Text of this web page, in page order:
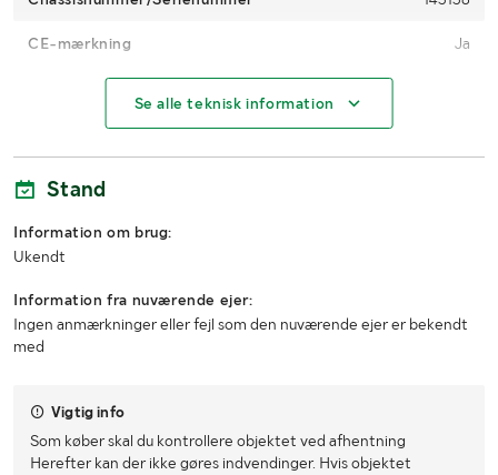
CE-mærkning Ja
Arbejdsbredde (m)
Antal tænder/tallerkener
Transporthøjde (m) 0,6
Se alle teknisk information
Stand
Information om brug:
Ukendt
Information fra nuværende ejer:
Ingen anmærkninger eller fejl som den nuværende ejer er bekendt
med
Vigtig info
Som køber skal du kontrollere objektet ved afhentning
Herefter kan der ikke gøres indvendinger. Hvis objektet